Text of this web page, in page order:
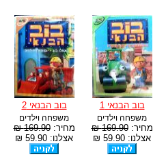
בוב הבנאי 1
משפחה וילדים
מחיר:169.90 ₪
אצלנו: 59.90 ₪
בוב הבנאי 2
משפחה וילדים
מחיר:169.90 ₪
אצלנו: 59.90 ₪